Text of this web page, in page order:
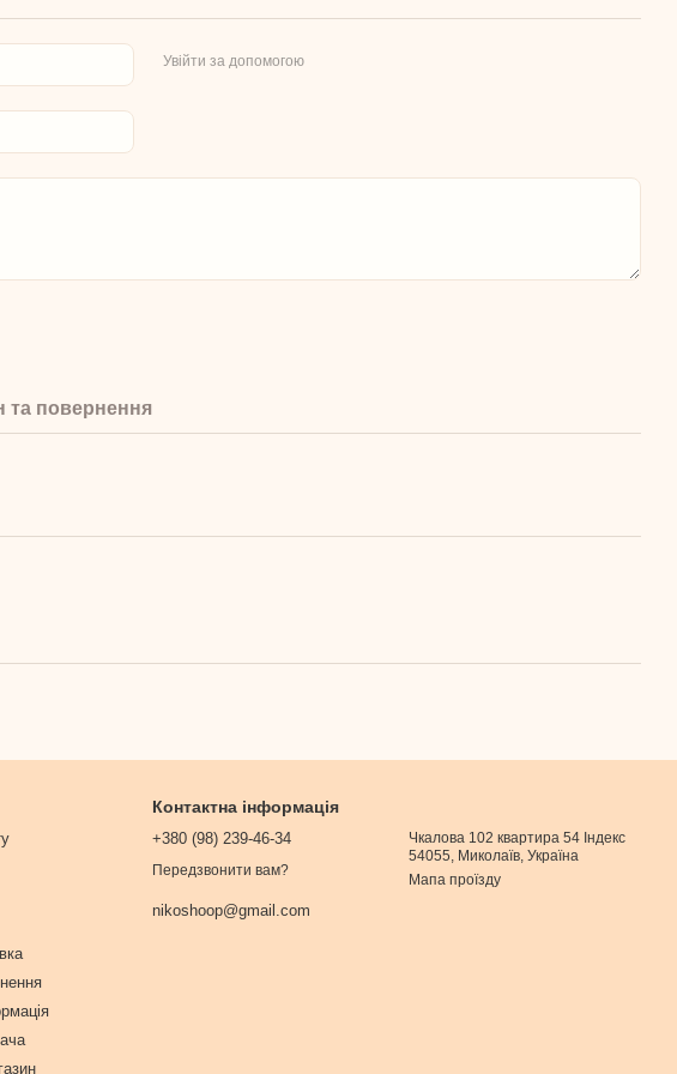
Увійти за допомогою
та повернення
Контактна інформація
+380 (98) 239-46-34
Передзвонити вам?
nikoshoop@gmail.com
Чкалова 102 квартира 54 Індекс
54055, Миколаїв, Україна
Мапа проїзду